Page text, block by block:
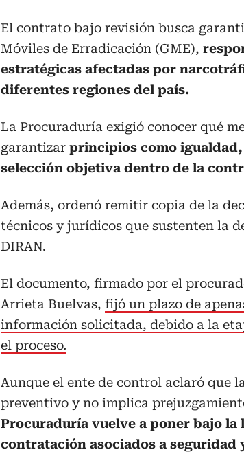
El contrato bajo revisión busca
Móviles de Erradicación (GME),
estratégicas afectadas por
diferentes regiones del país.
La Procuraduría exigió conocer qué
garantizar principios como
selección objetiva dentro de la
Además, ordenó remitir copia de la
técnicos y jurídicos que sustenten la
DIRAN.
El documento, firmado por el
Arrieta Buelvas, fijó un plazo de
información solicitada, debido a la
el proceso.
Aunque el ente de control aclaró que
preventivo y no implica
Procuraduría vuelve a poner bajo la
contratación asociados a